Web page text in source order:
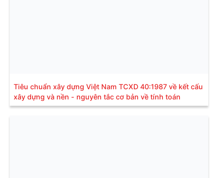
Tiêu chuẩn xây dựng Việt Nam TCXD 40:1987 về kết cấu
xây dựng và nền - nguyên tắc cơ bản về tính toán